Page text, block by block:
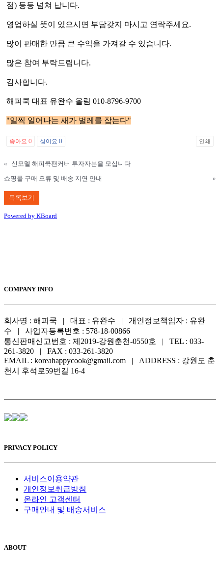
점) 등등 넘쳐 납니다.
영업하실 뜻이 있으시면 부담갖지 마시고 연락주세요.
많이 판매한 만큼 큰 수익을 가져갈 수 있습니다.
많은 참여 부탁드립니다.
감사합니다.
해피쿡 대표 유완수 올림 010-8796-9700
"일찍 일어나는 새가 벌레를 잡는다"
좋아요 0 싫어요 0 인쇄
«
신모델 해피쿡팬커버 투자자분을 모십니다
쇼핑몰 구매 오류 및 배송 지연 안내
»
목록보기
Powered by KBoard
COMPANY INFO
회사명 : 해피쿡 | 대표 : 유완수 | 개인정보책임자 : 유완
수 | 사업자등록번호 : 578-18-00866
통신판매신고번호 : 제2019-강원춘천-0550호 | TEL : 033-
261-3820 | FAX : 033-261-3820
EMAIL : koreahappycook@gmail.com | ADDRESS : 강원도 춘
천시 후석로59번길 16-4
PRIVACY POLICY
서비스이용약관
개인정보취급방침
온라인 고객센터
구매안내 및 배송서비스
ABOUT